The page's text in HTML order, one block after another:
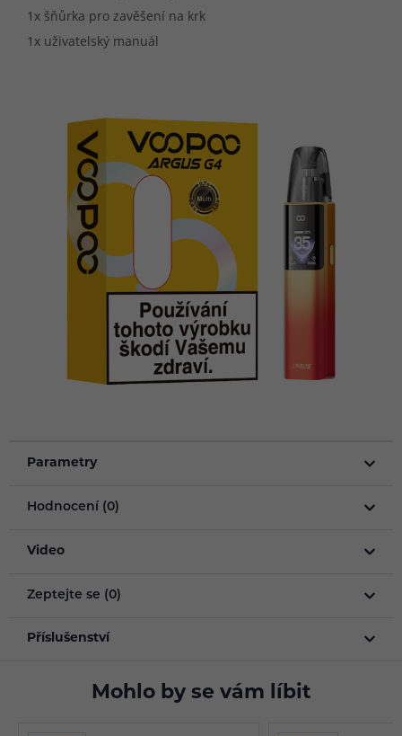
1x šňůrka pro zavěšení na krk
1x uživatelský manuál
Parametry
Hodnocení (0)
Video
Zeptejte se (0)
Příslušenství
Mohlo by se vám líbit